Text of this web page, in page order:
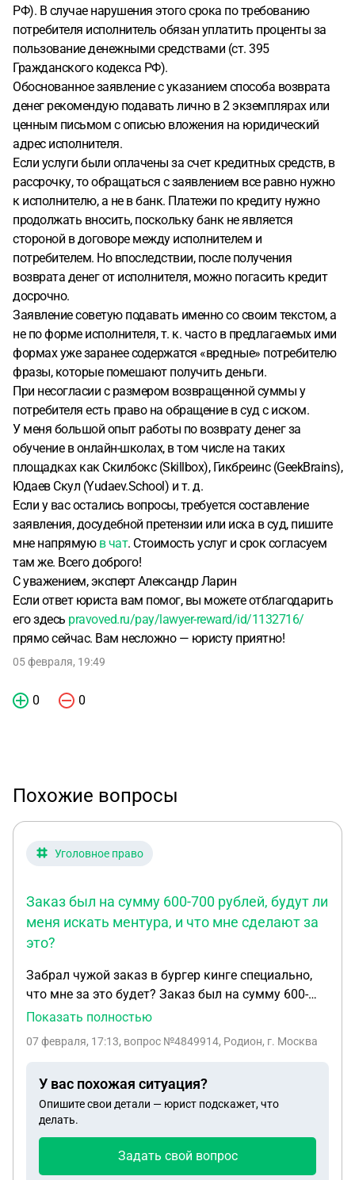
РФ). В случае нарушения этого срока по требованию
потребителя исполнитель обязан уплатить проценты за
пользование денежными средствами (ст. 395
Гражданского кодекса РФ).
Обоснованное заявление с указанием способа возврата
денег рекомендую подавать лично в 2 экземплярах или
ценным письмом с описью вложения на юридический
адрес исполнителя.
Если услуги были оплачены за счет кредитных средств, в
рассрочку, то обращаться с заявлением все равно нужно
к исполнителю, а не в банк. Платежи по кредиту нужно
продолжать вносить, поскольку банк не является
стороной в договоре между исполнителем и
потребителем. Но впоследствии, после получения
возврата денег от исполнителя, можно погасить кредит
досрочно.
Заявление советую подавать именно со своим текстом, а
не по форме исполнителя, т. к. часто в предлагаемых ими
формах уже заранее содержатся «вредные» потребителю
фразы, которые помешают получить деньги.
При несогласии с размером возвращенной суммы у
потребителя есть право на обращение в суд с иском.
У меня большой опыт работы по возврату денег за
обучение в онлайн-школах, в том числе на таких
площадках как Скилбокс (Skillbox), Гикбреинс (GeekBrains),
Юдаев Скул (Yudaev.School) и т. д.
Если у вас остались вопросы, требуется составление
заявления, досудебной претензии или иска в суд, пишите
мне напрямую в чат. Стоимость услуг и срок согласуем
там же. Всего доброго!
С уважением, эксперт Александр Ларин
Если ответ юриста вам помог, вы можете отблагодарить
его здесь pravoved.ru/pay/lawyer-reward/id/1132716/
прямо сейчас. Вам несложно — юристу приятно!
05 февраля, 19:49
0 0
Похожие вопросы
Уголовное право
Заказ был на сумму 600-700 рублей, будут ли
меня искать ментура, и что мне сделают за
это?
Забрал чужой заказ в бургер кинге специально,
что мне за это будет? Заказ был на сумму 600-
700 рублей, будут ли меня искать ментура, и что
сказал меня ищут работники заведения
Показать полностью
07 февраля, 17:13, вопрос №4849914, Родион, г. Москва
У вас похожая ситуация?
Опишите свои детали — юрист подскажет, что
делать.
Задать свой вопрос